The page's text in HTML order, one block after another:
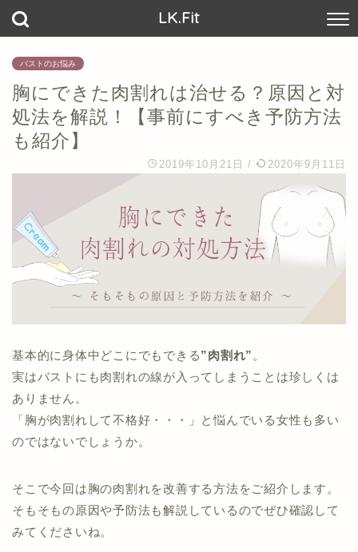
LK.Fit
バストのお悩み
胸にできた肉割れは治せる？原因と対
処法を解説！【事前にすべき予防方法
も紹介】
2019年10月21日 / 2020年9月11日
基本的に身体中どこにでもできる”肉割れ”。
実はバストにも肉割れの線が入ってしまうことは珍しくは
ありません。
「胸が肉割れして不格好・・・」と悩んでいる女性も多い
のではないでしょうか。
そこで今回は胸の肉割れを改善する方法をご紹介します。
そもそもの原因や予防法も解説しているのでぜひ確認して
みてくださいね。